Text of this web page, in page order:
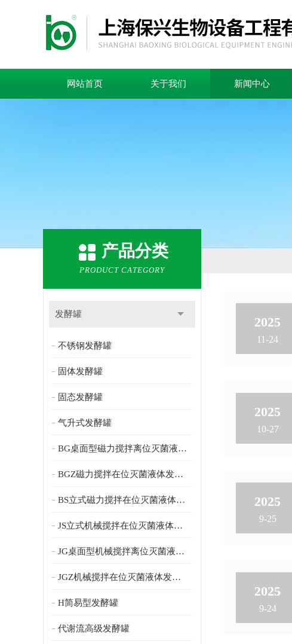
网站首页 关于我们 新闻中心
产品分类
PRODUCT CATEGORY
发酵罐
不锈钢发酵罐
固体发酵罐
固态发酵罐
气升式发酵罐
BG桌面型磁力搅拌离位灭菌液体发酵罐
BGZ磁力搅拌在位灭菌液体发酵罐
BS立式磁力搅拌在位灭菌液体发酵罐
JS立式机械搅拌在位灭菌液体发酵罐
JG桌面型机械搅拌离位灭菌液体发酵罐
JGZ机械搅拌在位灭菌液体发酵罐
H简易型发酵罐
代谢流高级发酵罐
2025
11-24
2025
10-27
2025
9-25
2025
9-24